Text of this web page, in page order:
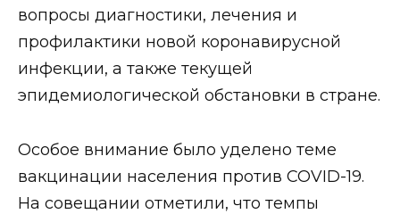
вопросы диагностики, лечения и
профилактики новой коронавирусной
инфекции, а также текущей
эпидемиологической обстановки в стране.
Особое внимание было уделено теме
вакцинации населения против COVID-19.
На совещании отметили, что темпы